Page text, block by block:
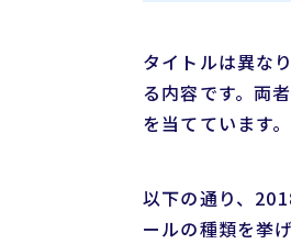
タイトルは異な
る内容です。両
を当てています。
以下の通り、
ールの種類を挙